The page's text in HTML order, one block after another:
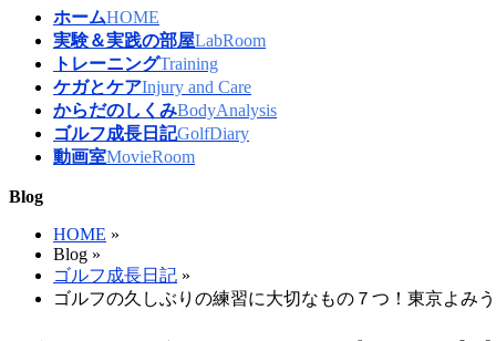
ホームHOME
実験＆実践の部屋LabRoom
トレーニングTraining
ケガとケアInjury and Care
からだのしくみBodyAnalysis
ゴルフ成長日記GolfDiary
動画室MovieRoom
Blog
HOME »
Blog »
ゴルフ成長日記 »
ゴルフの久しぶりの練習に大切なもの７つ！東京よみ